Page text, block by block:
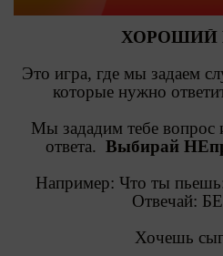
ХОРОШИЙ
Это игра, где мы задаем
которые нужно
Мы зададим тебе вопрос
ответа. Выбирай
Например: Что ты
Отвечай:
Хочешь